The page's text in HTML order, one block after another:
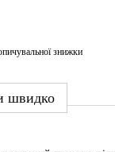
знижки
швидко